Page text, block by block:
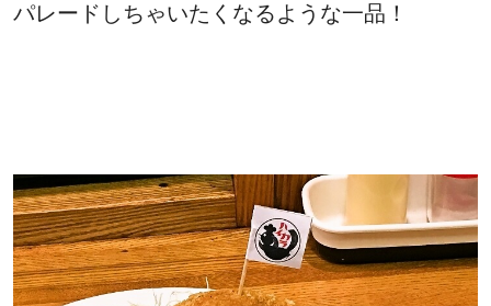
パレードしちゃいたくなるような一品！